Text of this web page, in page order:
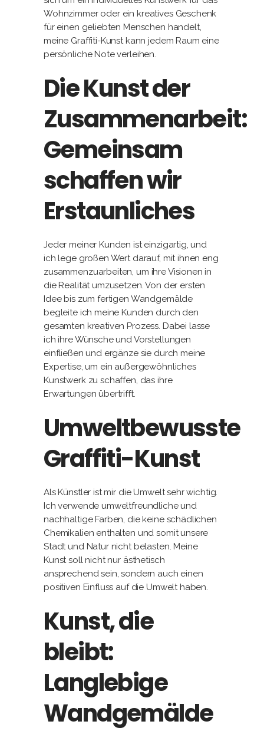
Wohnzimmer oder ein kreatives Geschenk
für einen geliebten Menschen handelt,
meine Graffiti-Kunst kann jedem Raum eine
persönliche Note verleihen.
Die Kunst der
Zusammenarbeit:
Gemeinsam
schaffen wir
Erstaunliches
Jeder meiner Kunden ist einzigartig, und
ich lege großen Wert darauf, mit ihnen eng
zusammenzuarbeiten, um ihre Visionen in
die Realität umzusetzen. Von der ersten
Idee bis zum fertigen Wandgemälde
begleite ich meine Kunden durch den
gesamten kreativen Prozess. Dabei lasse
ich ihre Wünsche und Vorstellungen
einfließen und ergänze sie durch meine
Expertise, um ein außergewöhnliches
Kunstwerk zu schaffen, das ihre
Erwartungen übertrifft.
Umweltbewusste
Graffiti-Kunst
Als Künstler ist mir die Umwelt sehr wichtig.
Ich verwende umweltfreundliche und
nachhaltige Farben, die keine schädlichen
Chemikalien enthalten und somit unsere
Stadt und Natur nicht belasten. Meine
Kunst soll nicht nur ästhetisch
ansprechend sein, sondern auch einen
positiven Einfluss auf die Umwelt haben.
Kunst, die
bleibt:
Langlebige
Wandgemälde